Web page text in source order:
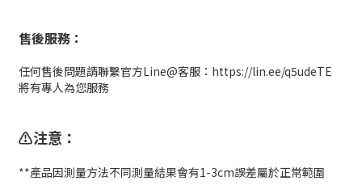
售後服務：
任何售後問題請聯繫官方Line@客服：https://lin.ee/q5udeTE
將有專人為您服務
⚠️注意：
**產品因測量方法不同測量結果會有1-3cm誤差屬於正常範圍